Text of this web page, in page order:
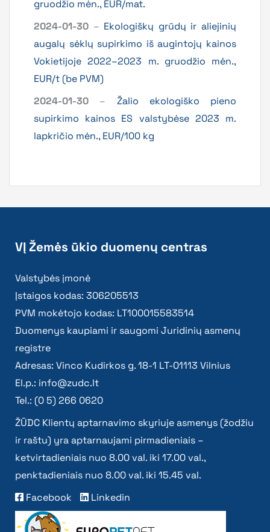
gruodžio mėn., EUR/mat.
2024-01-30 – Ekologiškų grūdų ir aliejinių
augalų sėklų supirkimo iš augintojų kainos
Vokietijoje 2022–2023 m. gruodžio mėn.,
EUR/t (be PVM)
2024-01-30 – Žalio ekologiško pieno
supirkimo kainos ES valstybėse 2023 m.
lapkričio mėn., EUR/100 kg
VĮ Žemės ūkio duomenų centras
Valstybės įmonė
Įstaigos kodas: 306205513
PVM mokėtojo kodas: LT100015583514
Duomenys kaupiami ir saugomi Juridinių asmenų
registre
Adresas: Vinco Kudirkos g. 18-1 LT-01113 Vilnius
El.p.: info@zudc.lt
Tel.: (0 5) 266 0620
ŽŪDC Klientų aptarnavimo skyriuje asmenys (žodžiu
ir raštu) yra aptarnaujami pirmadieniais –
ketvirtadieniais nuo 8.00 val. iki 17.00 val.,
penktadieniais nuo 8.00 val. iki 15.45 val.
Facebook
Linkedin